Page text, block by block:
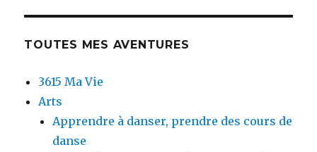
TOUTES MES AVENTURES
3615 Ma Vie
Arts
Apprendre à danser, prendre des cours de
danse